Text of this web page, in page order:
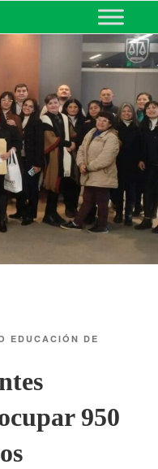
EDUCACIÓN DE
950